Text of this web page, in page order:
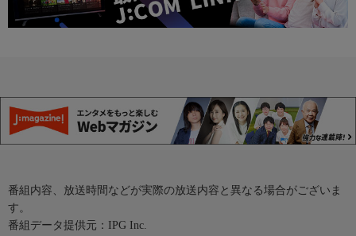
番組内容、放送時間などが実際の放送内容と異なる場合がございま
す。
番組データ提供元：IPG Inc.